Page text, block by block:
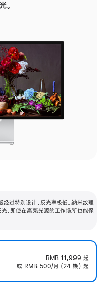
。
经过特别设计，反光率极低。纳米纹理
，即使在高亮光源的工作场所也能保
RMB 11,999 起
或 RMB 500/月 (24 期) 起